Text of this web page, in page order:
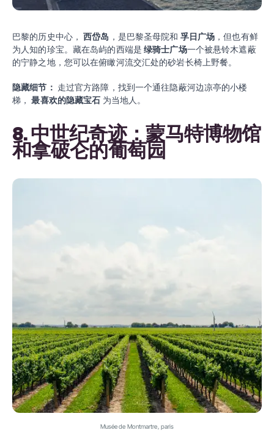
巴黎的历史中心，西岱岛 ，是巴黎圣母院和 孚日广场 ，但也有鲜
为人知的珍宝。藏在岛屿的西端是绿骑士广场一个被悬铃木遮蔽
的宁静之地，您可以在俯瞰河流交汇处的砂岩长椅上野餐。
隐藏细节： 走过官方路障，找到一个通往隐蔽河边凉亭的小楼
梯，最喜欢的隐藏宝石 为当地人。
8. 中世纪奇迹：蒙马特博物馆
和拿破仑的葡萄园
Musée de Montmartre, paris